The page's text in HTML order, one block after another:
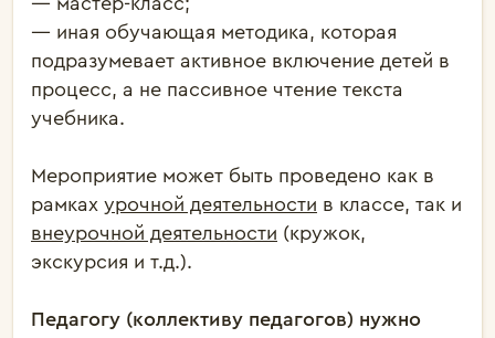
— иная обучающая методика, которая
подразумевает активное включение детей в
процесс, а не пассивное чтение текста
учебника.
Мероприятие может быть проведено как в
рамках урочной деятельности в классе, так и
внеурочной деятельности (кружок,
экскурсия и т.д.).
Педагогу (коллективу педагогов) нужно